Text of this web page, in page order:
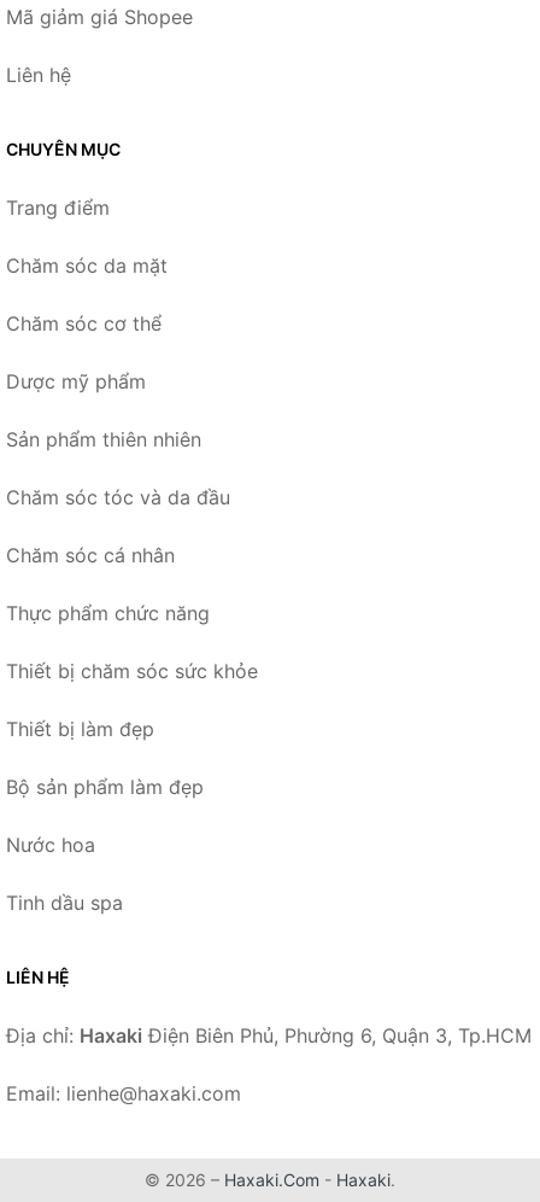
Mã giảm giá Shopee
Liên hệ
CHUYÊN MỤC
Trang điểm
Chăm sóc da mặt
Chăm sóc cơ thể
Dược mỹ phẩm
Sản phẩm thiên nhiên
Chăm sóc tóc và da đầu
Chăm sóc cá nhân
Thực phẩm chức năng
Thiết bị chăm sóc sức khỏe
Thiết bị làm đẹp
Bộ sản phẩm làm đẹp
Nước hoa
Tinh dầu spa
LIÊN HỆ
Địa chỉ: Haxaki Điện Biên Phủ, Phường 6, Quận 3, Tp.HCM
Email: lienhe@haxaki.com
© 2026 – Haxaki.Com - Haxaki.